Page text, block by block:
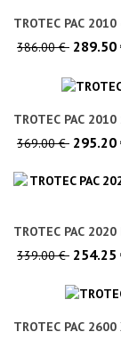
TROTEC PAC
386.00 € 289.50
TROTEC PAC
369.00 € 295.20
TROTEC PAC
339.00 € 254.25
TROTEC PAC